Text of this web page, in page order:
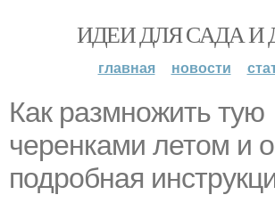
ИДЕИ ДЛЯ САДА И
главная новости
Как размножить тую
черенками летом и
подробная